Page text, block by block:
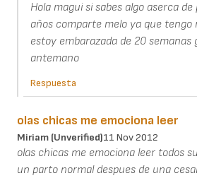
Hola magui si sabes algo aserca
años comparte melo ya que tengo
estoy embarazada de 20 semanas
antemano
Respuesta
olas chicas me emociona leer
Miriam (unverified)11 Nov 2012
olas chicas me emociona leer todos
un parto normal despues de una